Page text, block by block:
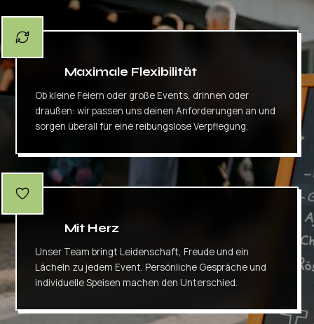
Maximale Flexibilität
Ob kleine Feiern oder große Events, drinnen oder
draußen: wir passen uns deinen Anforderungen an und
sorgen überall für eine reibungslose Verpflegung.
Mit Herz
Unser Team bringt Leidenschaft, Freude und ein
Lächeln zu jedem Event. Persönliche Gespräche und
individuelle Speisen machen den Unterschied.